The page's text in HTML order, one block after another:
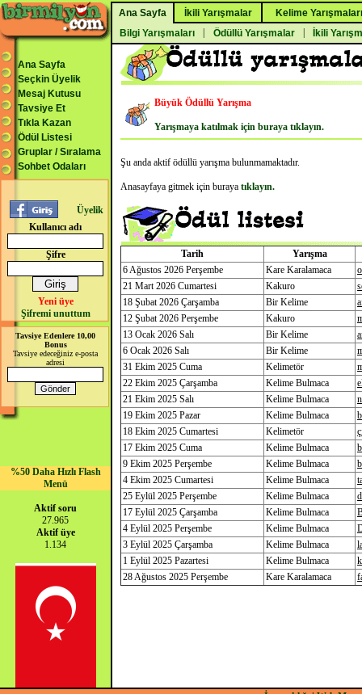
Ana Sayfa İkili Yarışmalar
Kelime Yarışmaları
Bilgi Yarışmaları
Ödüllü Yarışmalar İkili
Ana Sayfa
Seçkin Üyelik
Mesaj Kutusu
Tavsiye Et
Tıkla Kazan
Ödül Listesi
Gruplar / Sıralama
Sohbet Odaları
Üyelik
Kullanıcı adı
Şifre
Yeni üye
Şifremi unuttum
Tavsiye Edenlere 10,00
Bonus
Tavsiye edeceğiniz e-posta
adresi
%50 Daha Hızlı Flash
Menü
Aktif soru
27.965
Aktif üye
1.134
Büyük Ödüllü Yarışma
Yarışmaya katılmak için buraya tıklayın.
Şu anda aktif ödüllü yarışma bulunmamaktadır.
Anasayfaya gitmek için buraya tıklayın.
Tarih
Yarışma
6 Ağustos 2026 Perşembe
Kare Karalamaca
21 Mart 2026 Cumartesi
Kakuro
18 Şubat 2026 Çarşamba
Bir Kelime
12 Şubat 2026 Perşembe
Kakuro
13 Ocak 2026 Salı
Bir Kelime
6 Ocak 2026 Salı
Bir Kelime
31 Ekim 2025 Cuma
Kelimetör
22 Ekim 2025 Çarşamba
Kelime Bulmaca
21 Ekim 2025 Salı
Kelime Bulmaca
19 Ekim 2025 Pazar
Kelime Bulmaca
18 Ekim 2025 Cumartesi
Kelimetör
17 Ekim 2025 Cuma
Kelime Bulmaca
9 Ekim 2025 Perşembe
Kelime Bulmaca
4 Ekim 2025 Cumartesi
Kelime Bulmaca
25 Eylül 2025 Perşembe
Kelime Bulmaca
17 Eylül 2025 Çarşamba
Kelime Bulmaca
4 Eylül 2025 Perşembe
Kelime Bulmaca
3 Eylül 2025 Çarşamba
Kelime Bulmaca
1 Eylül 2025 Pazartesi
Kelime Bulmaca
28 Ağustos 2025 Perşembe
Kare Karalamaca